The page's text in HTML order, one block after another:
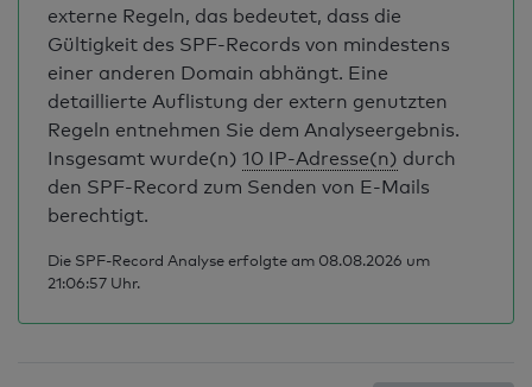
externe Regeln, das bedeutet, dass die
Gültigkeit des SPF-Records von mindestens
einer anderen Domain abhängt. Eine
detaillierte Auflistung der extern genutzten
Regeln entnehmen Sie dem Analyseergebnis.
Insgesamt wurde(n) 10 IP-Adresse(n) durch
den SPF-Record zum Senden von E-Mails
berechtigt.
Die SPF-Record Analyse erfolgte am 08.08.2026 um
21:06:57 Uhr.